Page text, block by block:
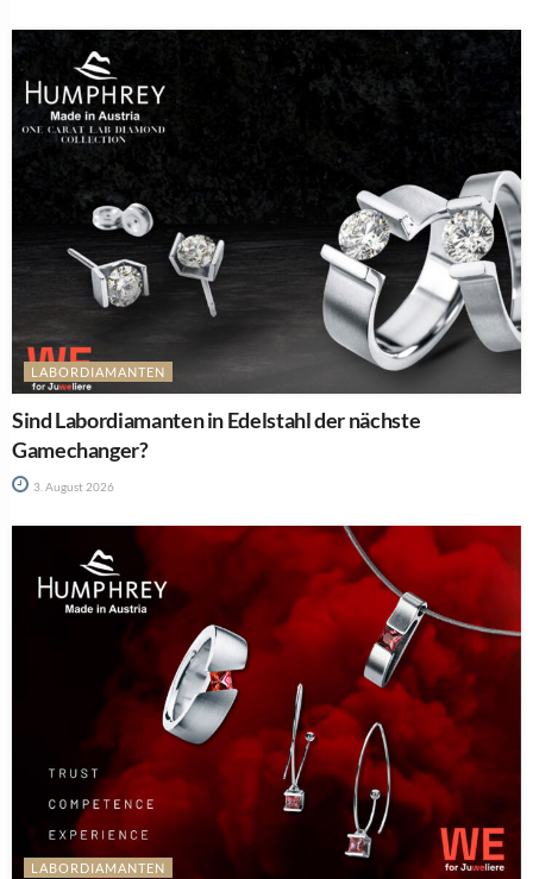
LABORDIAMANTEN
Sind Labordiamanten in Edelstahl der nächste
Gamechanger?
3. August 2026
LABORDIAMANTEN